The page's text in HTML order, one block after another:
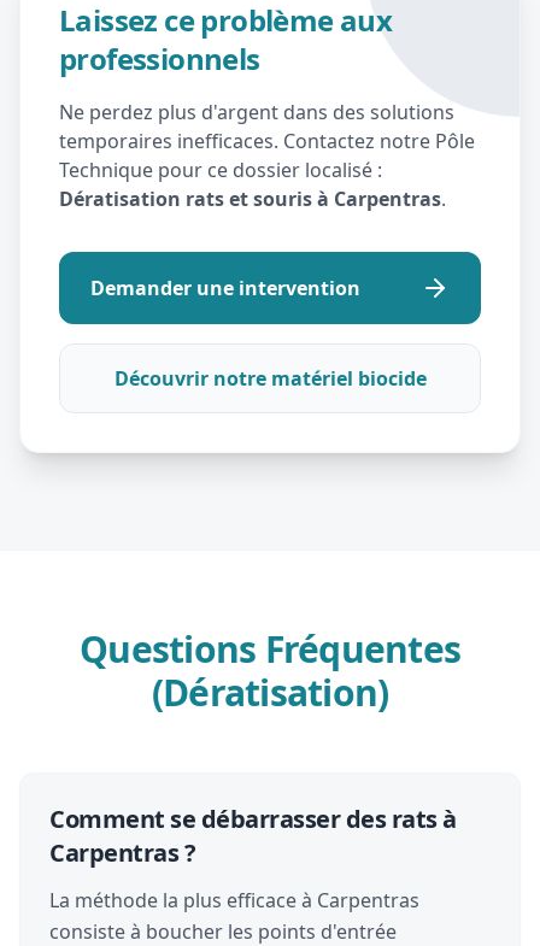
Laissez ce problème aux
professionnels
Ne perdez plus d'argent dans des solutions
temporaires inefficaces. Contactez notre Pôle
Technique pour ce dossier localisé :
Dératisation rats et souris à Carpentras.
Demander une intervention
Découvrir notre matériel biocide
Questions Fréquentes
(Dératisation)
Comment se débarrasser des rats à
Carpentras ?
La méthode la plus efficace à Carpentras
consiste à boucher les points d'entrée